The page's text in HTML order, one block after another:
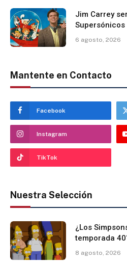
Jim Carrey
Supersónicos
6 agosto, 2026
Mantente en Contacto
Facebook
Instagram
TikTok
Nuestra Selección
¿Los
temporada
8 agosto, 2026